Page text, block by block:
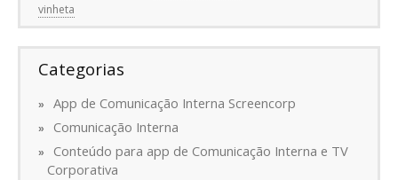
vinheta
Categorias
App de Comunicação Interna Screencorp
Comunicação Interna
Conteúdo para app de Comunicação Interna e TV
Corporativa